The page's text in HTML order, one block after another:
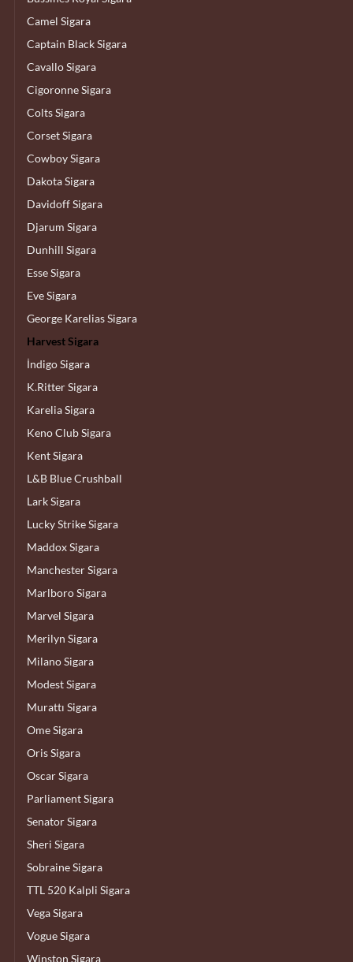
Camel Sigara
Captain Black Sigara
Cavallo Sigara
Cigoronne Sigara
Colts Sigara
Corset Sigara
Cowboy Sigara
Dakota Sigara
Davidoff Sigara
Djarum Sigara
Dunhill Sigara
Esse Sigara
Eve Sigara
George Karelias Sigara
Harvest Sigara
İndigo Sigara
K.Ritter Sigara
Karelia Sigara
Keno Club Sigara
Kent Sigara
L&B Blue Crushball
Lark Sigara
Lucky Strike Sigara
Maddox Sigara
Manchester Sigara
Marlboro Sigara
Marvel Sigara
Merilyn Sigara
Milano Sigara
Modest Sigara
Murattı Sigara
Ome Sigara
Oris Sigara
Oscar Sigara
Parliament Sigara
Senator Sigara
Sheri Sigara
Sobraine Sigara
TTL 520 Kalpli Sigara
Vega Sigara
Vogue Sigara
Winston Sigara